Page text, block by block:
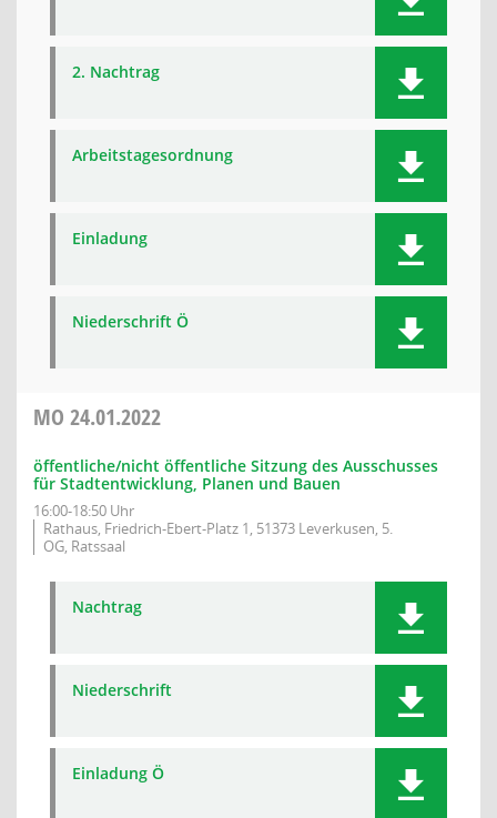
2. Nachtrag
Arbeitstagesordnung
Einladung
Niederschrift Ö
MO 24.01.2022
öffentliche/nicht öffentliche Sitzung des Ausschusses
für Stadtentwicklung, Planen und Bauen
16:00-18:50 Uhr
Rathaus, Friedrich-Ebert-Platz 1, 51373 Leverkusen, 5.
OG, Ratssaal
Nachtrag
Niederschrift
Einladung Ö